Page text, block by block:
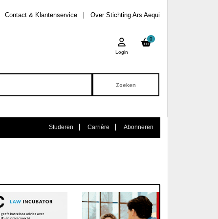
Over Stichting Ars Aequi
Contact & Klantenservice
0
Login
Studeren Carrière Abonneren